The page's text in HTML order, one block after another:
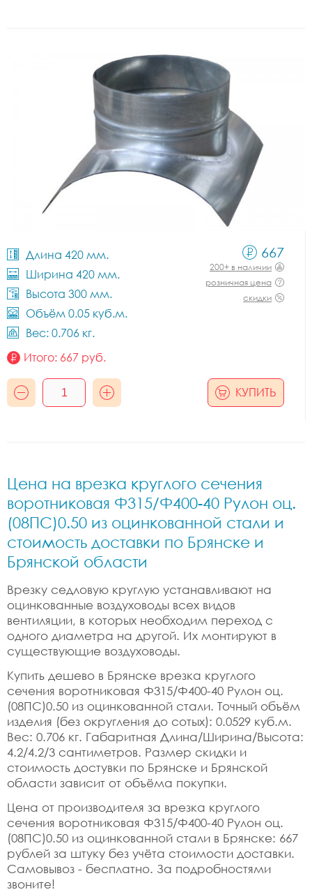
Длина 420 мм.
Ширина 420 мм.
Высота 300 мм.
Объём 0.05 куб.м.
Вес: 0.706 кг.
667
200+ в наличии
розничная цена
скидки
Итого: 667 руб.
КУПИТЬ
Цена на врезка круглого сечения
воротниковая Ф315/Ф400-40 Рулон оц.
(08ПС)0.50 из оцинкованной стали и
стоимость доставки по Брянске и
Брянской области
Врезку седловую круглую устанавливают на
оцинкованные воздуховоды всех видов
вентиляции, в которых необходим переход с
одного диаметра на другой. Их монтируют в
существующие воздуховоды.
Купить дешево в Брянске врезка круглого
сечения воротниковая Ф315/Ф400-40 Рулон оц.
(08ПС)0.50 из оцинкованной стали. Точный объём
изделия (без округления до сотых): 0.0529 куб.м.
Вес: 0.706 кг. Габаритная Длина/Ширина/Высота:
4.2/4.2/3 сантиметров. Размер скидки и
стоимость достувки по Брянске и Брянской
области зависит от объёма покупки.
Цена от производителя за врезка круглого
сечения воротниковая Ф315/Ф400-40 Рулон оц.
(08ПС)0.50 из оцинкованной стали в Брянске: 667
рублей за штуку без учёта стоимости доставки.
Самовывоз - бесплатно. За подробностями
звоните!